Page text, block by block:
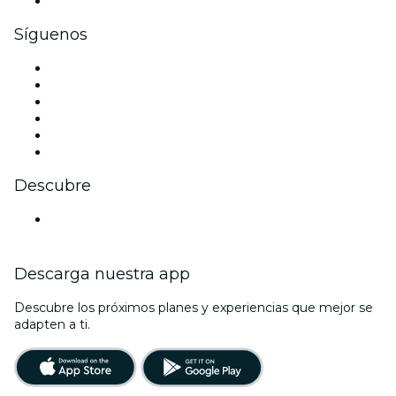
Síguenos
Descubre
Descarga nuestra app
Descubre los próximos planes y experiencias que mejor se
adapten a ti.